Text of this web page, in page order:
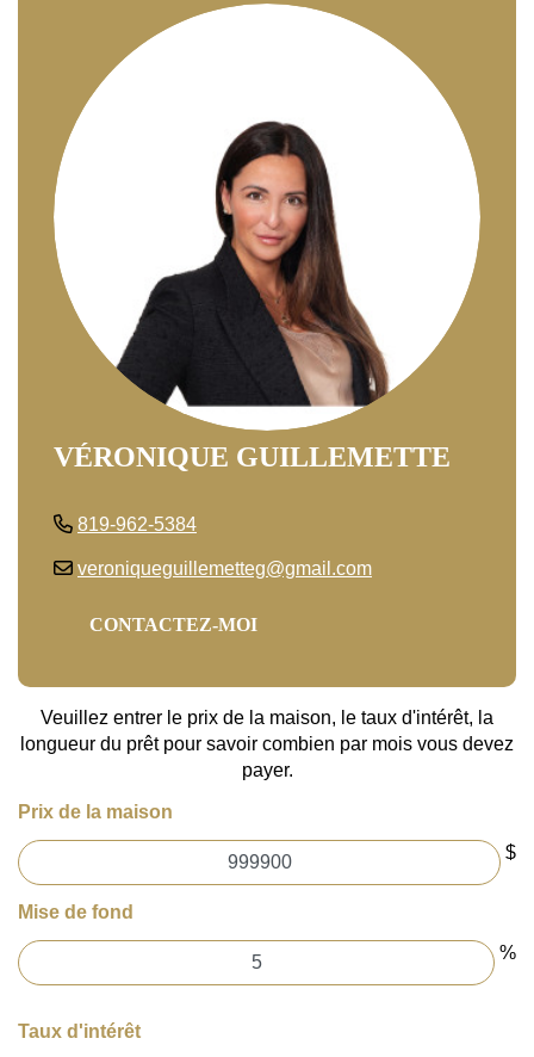
VÉRONIQUE GUILLEMETTE
819-962-5384
veroniqueguillemetteg@gmail.com
CONTACTEZ-MOI
Veuillez entrer le prix de la maison, le taux d'intérêt, la
longueur du prêt pour savoir combien par mois vous devez
payer.
Prix de la maison
$
Mise de fond
%
Taux d'intérêt